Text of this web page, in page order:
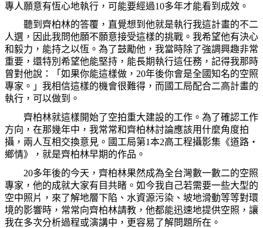
專人願意有恆心地執行，可能要經過10多年才能看到成效。
聽到齊柏林的答覆，直覺想到他就是執行我這計畫的不二
人選，因此我問他願不願意接受這樣的挑戰。我希望他有決心
和毅力，能持之以恆。為了鼓勵他，我當時除了強調興趣非常
重要，還特別希望他能堅持，能長期執行這任務，記得我那時
曾對他說：「如果你能這樣做， 20年後你會是全國知名的空照
專家。」我相信這樣的機會很難得，而國工局配合二高計畫的
執行，可以做到。
齊柏林就這樣開始了空拍重大建設的工作。為了確認工作
方向，在那幾年中，我常常和齊柏林討論應該用什麼角度拍
攝，兩人互相交換意見。國工局第1本2高工程攝影集《道路‧
鄉情》，就是齊柏林早期的作品。
20多年後的今天，齊柏林果然成為全台灣數一數二的空照
專家，他的成就大家有目共睹。如今我自己若需要一些大型的
空中照片，來了解地層下陷、水資源污染、坡地滑動等等對環
境的影響時，常常向齊柏林請教，他都能迅速地提供空照，讓
我在多次分析過程或演講中，更容易了解問題所在。